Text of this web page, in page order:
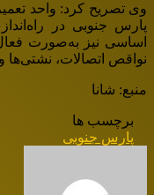
وی تصریح کرد: واحد
پارس جنوبی در
اساسی نیز به‌صورت
نواقص اتصالات،
منبع: شانا
برچسب ها
پارس جنوبی